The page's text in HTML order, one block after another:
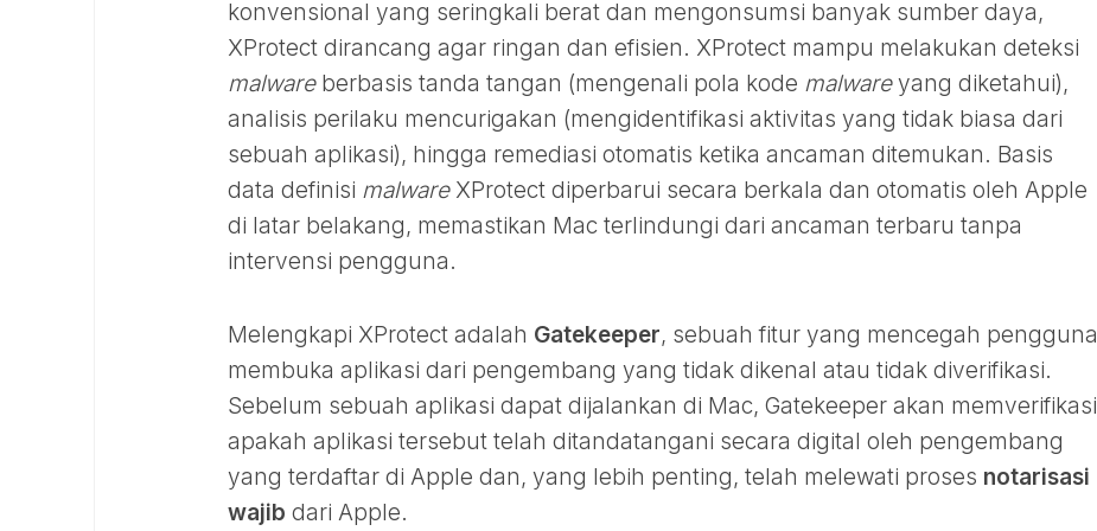
konvensional yang seringkali berat dan mengonsumsi banyak sumber daya,
XProtect dirancang agar ringan dan efisien. XProtect mampu melakukan deteksi
malwareberbasis tanda tangan (mengenali pola kode malwareyang diketahui),
analisis perilaku mencurigakan (mengidentifikasi aktivitas yang tidak biasa dari
sebuah aplikasi), hingga remediasi otomatis ketika ancaman ditemukan. Basis
data definisi malwareXProtect diperbarui secara berkala dan otomatis oleh Apple
di latar belakang, memastikan Mac terlindungi dari ancaman terbaru tanpa
intervensi pengguna.
Melengkapi XProtect adalah Gatekeeper, sebuah fitur yang mencegah pengguna
membuka aplikasi dari pengembang yang tidak dikenal atau tidak diverifikasi.
Sebelum sebuah aplikasi dapat dijalankan di Mac, Gatekeeper akan memverifikasi
apakah aplikasi tersebut telah ditandatangani secara digital oleh pengembang
yang terdaftar di Apple dan, yang lebih penting, telah melewati proses notarisasi
wajib dari Apple.